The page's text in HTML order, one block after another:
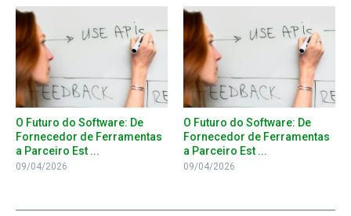
O Futuro do Software: De
Fornecedor de Ferramentas
a Parceiro Est ...
09/04/2026
O Futuro do Software: De
Fornecedor de Ferramentas
a Parceiro Est ...
09/04/2026